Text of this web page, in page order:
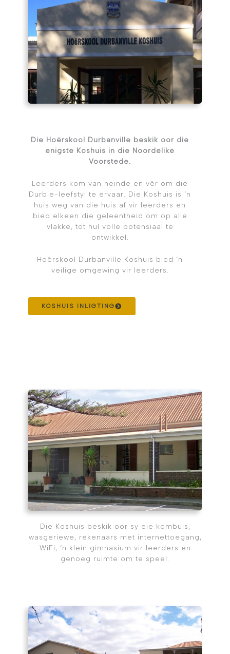
Die Hoërskool Durbanville beskik oor die
enigste Koshuis in die Noordelike
Voorstede.
Leerders kom van heinde en vêr om die
Durbie-leefstyl te ervaar. Die Koshuis is ‘n
huis weg van die huis af vir leerders en
bied elkeen die geleentheid om op alle
vlakke, tot hul volle potensiaal te
ontwikkel.
Hoërskool Durbanville Koshuis bied ‘n
veilige omgewing vir leerders.
KOSHUIS INLIGTING
Die Koshuis beskik oor sy eie kombuis,
wasgeriewe, rekenaars met internettoegang,
WiFi, ‘n klein gimnasium vir leerders en
genoeg ruimte om te speel.